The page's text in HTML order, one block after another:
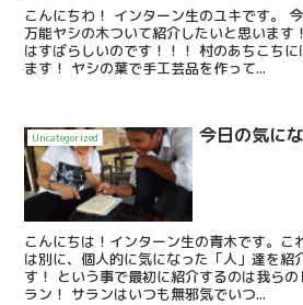
こんにちわ！ インターン生のユキです。
万能ヤシの木ついて紹介したいと思います
はすばらしいのです！！！ 村のあちこち
ます！ ヤシの葉で手工芸品を作って...
Uncategorized 今日の気に
こんにちは！インターン生の青木です。こ
は別に、個人的に気になった「人」達を紹
す！ という事で最初に紹介するのは我ら
ラン！ サランはいつも無邪気でいつ...